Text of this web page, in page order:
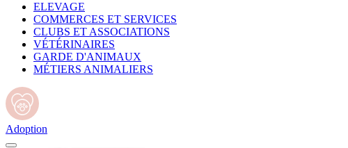
ELEVAGE
COMMERCES ET SERVICES
CLUBS ET ASSOCIATIONS
VÉTÉRINAIRES
GARDE D'ANIMAUX
MÉTIERS ANIMALIERS
Adoption